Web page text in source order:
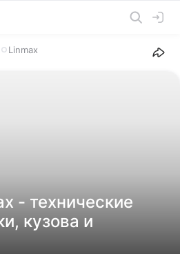
Linmax
- технические
кузова и